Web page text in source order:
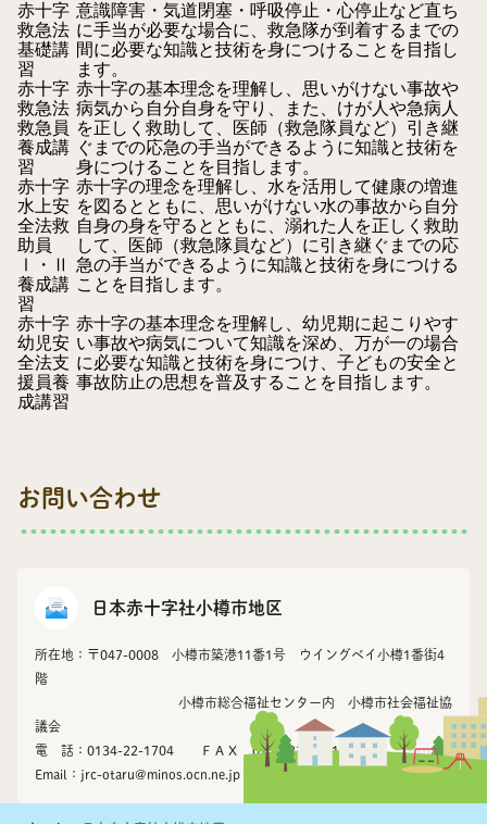
赤十字
救急法
基礎講
習
意識障害・気道閉塞・呼吸停止・心停止など直ち
に手当が必要な場合に、救急隊が到着するまでの
間に必要な知識と技術を身につけることを目指し
ます。
赤十字
救急法
救急員
養成講
習
赤十字の基本理念を理解し、思いがけない事故や
病気から自分自身を守り、また、けが人や急病人
を正しく救助して、医師（救急隊員など）引き継
ぐまでの応急の手当ができるように知識と技術を
身につけることを目指します。
赤十字
水上安
全法救
助員
Ⅰ・Ⅱ
養成講
習
赤十字の理念を理解し、水を活用して健康の増進
を図るとともに、思いがけない水の事故から自分
自身の身を守るとともに、溺れた人を正しく救助
して、医師（救急隊員など）に引き継ぐまでの応
急の手当ができるように知識と技術を身につける
ことを目指します。
赤十字
幼児安
全法支
援員養
成講習
赤十字の基本理念を理解し、幼児期に起こりやす
い事故や病気について知識を深め、万が一の場合
に必要な知識と技術を身につけ、子どもの安全と
事故防止の思想を普及することを目指します。
お問い合わせ
日本赤十字社小樽市地区
所在地：〒047-0008 小樽市築港11番1号 ウイングベイ小樽1番街4
階
小樽市総合福祉センター内 小樽市社会福祉協
議会
電 話：0134-22-1704 ＦＡＸ 0134-32-5641
Email： jrc-otaru@minos.ocn.ne.jp